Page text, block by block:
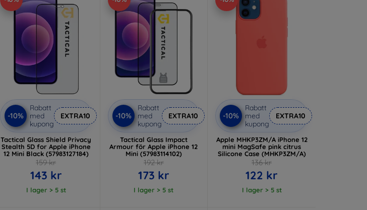
-10%
Rabatt
med
kupong
EXTRA10
Tactical Glass Shield Privacy
Stealth 5D for Apple iPhone
12 Mini Black (57983127184)
159 kr
143 kr
I lager > 5 st
-10%
Rabatt
med
kupong
EXTRA10
Tactical Glass Impact
Armour för Apple iPhone 12
Mini (57983114102)
192 kr
173 kr
I lager > 5 st
-10%
Rabatt
med
kupong
EXTRA10
Apple MHKP3ZM/A iPhone 12
mini MagSafe pink citrus
Silicone Case (MHKP3ZM/A)
136 kr
122 kr
I lager > 5 st